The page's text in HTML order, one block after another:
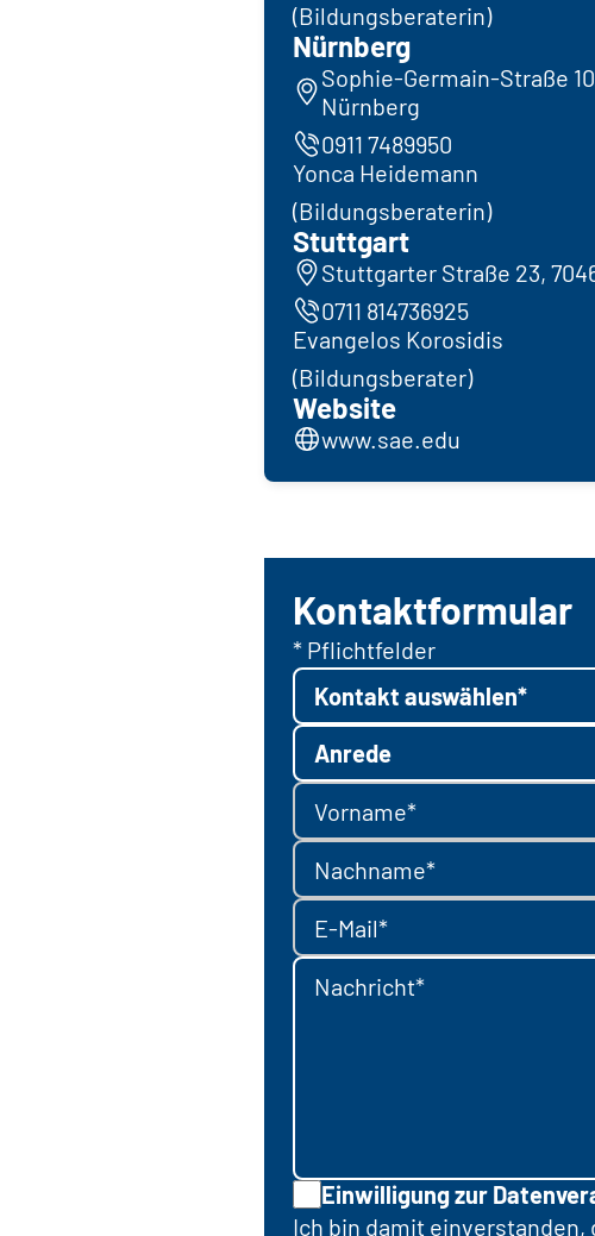
(Bildungsberaterin)
Nürnberg
Sophie-Germain-Straße
Nürnberg
0911 7489950
Yonca Heidemann
(Bildungsberaterin)
Stuttgart
Stuttgarter Straße 23,
0711 814736925
Evangelos Korosidis
(Bildungsberater)
Website
www.sae.edu
Kontaktformular
* Pflichtfelder
Kontakt auswählen*
Anrede
Vorname*
Nachname*
E-Mail*
Nachricht*
Einwilligung zur
Ich bin damit einverstanden,